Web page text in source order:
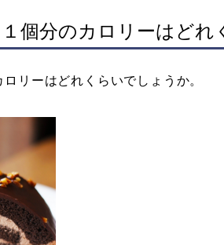
個分のカロリーはどれ
リーはどれくらいでしょうか。